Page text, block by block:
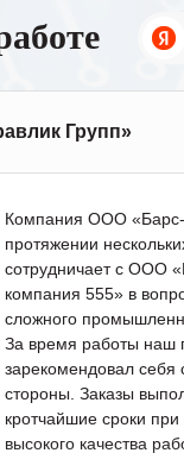
Групп»
Компания ООО «Барс-
протяжении
сотрудничает с ООО
компания 555» в
сложного
За время работы наш
зарекомендовал себя
стороны. Заказы
кротчайшие сроки
высокого качества